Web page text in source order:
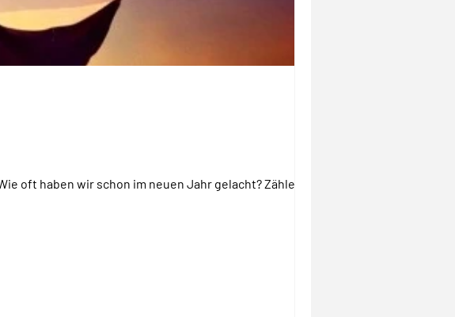
oft haben wir schon im neuen Jahr gelacht? Zählen wir